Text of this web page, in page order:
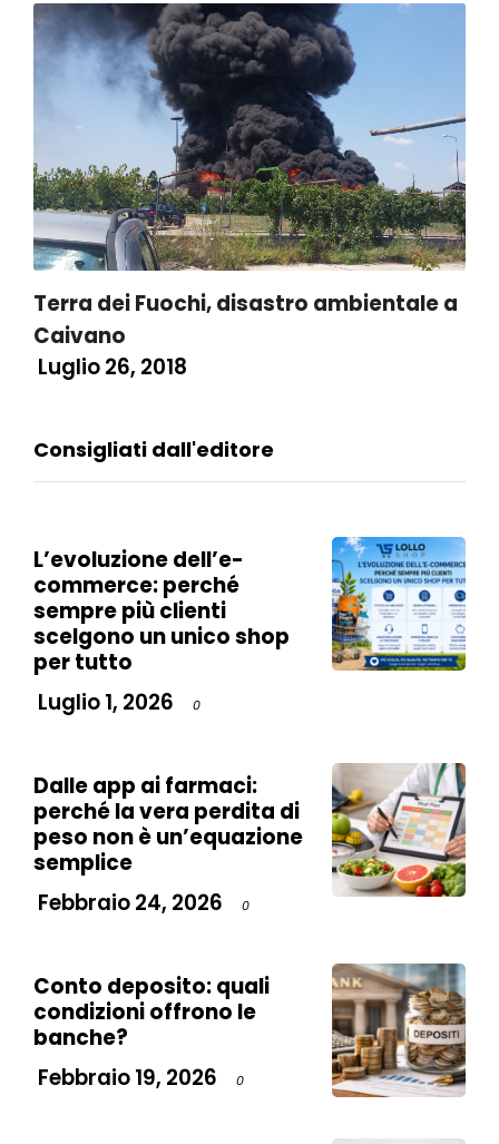
Terra dei Fuochi, disastro ambientale a
Caivano
Luglio 26, 2018
Consigliati dall'editore
L’evoluzione dell’e-
commerce: perché
sempre più clienti
scelgono un unico shop
per tutto
Luglio 1, 2026
0
Dalle app ai farmaci:
perché la vera perdita di
peso non è un’equazione
semplice
Febbraio 24, 2026
0
Conto deposito: quali
condizioni offrono le
banche?
Febbraio 19, 2026
0